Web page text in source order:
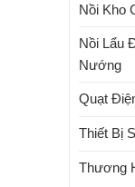
Nồi Kho
Nồi Lẩu
Nướng
Quạt
Thiết Bị
Thương